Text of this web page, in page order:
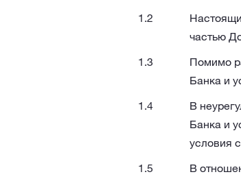
частью
Помимо
Банка и
В
Банка и
условия
В